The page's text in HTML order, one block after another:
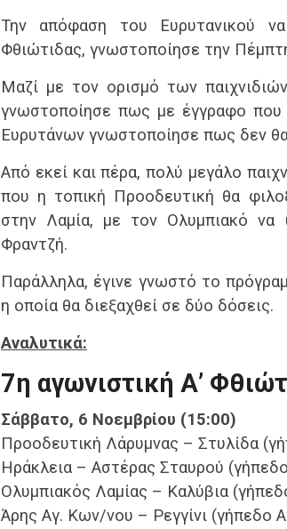
Την απόφαση του Ευρυτανικού
Φθιώτιδας, γνωστοποίησε την
Μαζί με τον ορισμό των
γνωστοποίησε πως με έγγραφο
Ευρυτάνων γνωστοποίησε πως δεν
Από εκεί και πέρα, πολύ μεγάλο
που η τοπική Προοδευτική θα
στην Λαμία, με τον Ολυμπιακό να
Φραντζή.
Παράλληλα, έγινε γνωστό το
η οποία θα διεξαχθεί σε δύο δόσεις.
Αναλυτικά:
7η αγωνιστική Α’
Σάββατο, 6 Νοεμβρίου (15:00)
Προοδευτική Λάρυμνας – Στυλίδα
Ηράκλεια – Αστέρας Σταυρού
Ολυμπιακός Λαμίας – Καλύβια
Άρης Αγ. Κων/νου – Ρεγγίνι (γήπεδο